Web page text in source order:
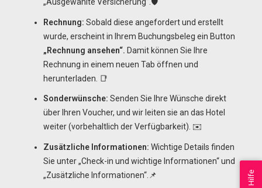
Rechnung: Sobald diese angefordert und erstellt
wurde, erscheint in Ihrem Buchungsbeleg ein Button
„Rechnung ansehen“. Damit können Sie Ihre
Rechnung in einem neuen Tab öffnen und
herunterladen. 📑
Sonderwünsche: Senden Sie Ihre Wünsche direkt
über Ihren Voucher, und wir leiten sie an das Hotel
weiter (vorbehaltlich der Verfügbarkeit). ✉️
Zusätzliche Informationen: Wichtige Details finden
Sie unter „Check-in und wichtige Informationen“ und
„Zusätzliche Informationen“.📌
Hilfe